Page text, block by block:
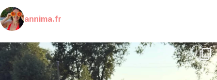
annima.fr